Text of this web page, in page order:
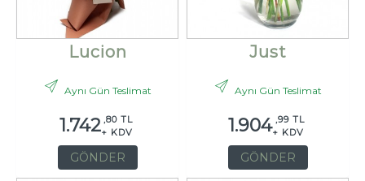
Lucion
Aynı Gün Teslimat
1.742 ,80 TL
+ KDV
GÖNDER
Just
Aynı Gün Teslimat
1.904 ,99 TL
+ KDV
GÖNDER